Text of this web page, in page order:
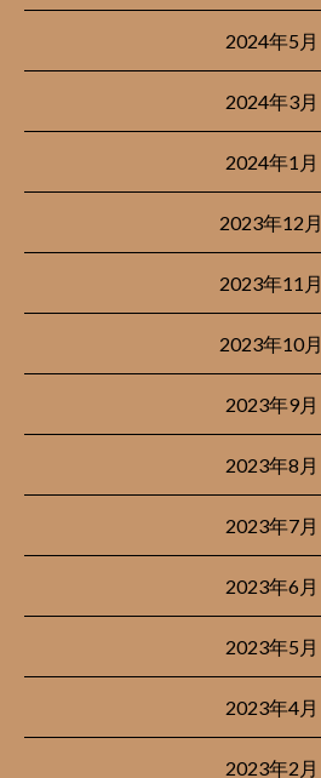
2024年5月
2024年3月
2024年1月
2023年12月
2023年11月
2023年10月
2023年9月
2023年8月
2023年7月
2023年6月
2023年5月
2023年4月
2023年2月